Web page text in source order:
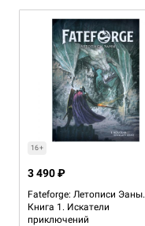
16+
Fateforge: Летописи Эаны.
Книга 1. Искатели
приключений
3 490 ₽